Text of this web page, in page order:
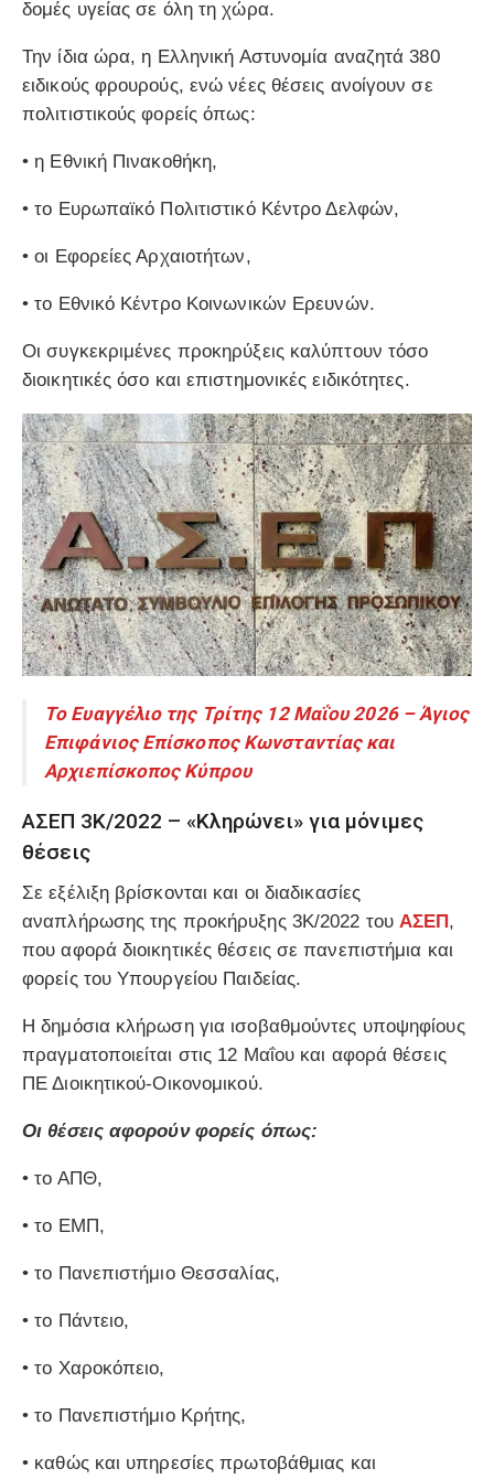
δομές υγείας σε όλη τη χώρα.
Την ίδια ώρα, η Ελληνική Αστυνομία αναζητά 380
ειδικούς φρουρούς, ενώ νέες θέσεις ανοίγουν σε
πολιτιστικούς φορείς όπως:
• η Εθνική Πινακοθήκη,
• το Ευρωπαϊκό Πολιτιστικό Κέντρο Δελφών,
• οι Εφορείες Αρχαιοτήτων,
• το Εθνικό Κέντρο Κοινωνικών Ερευνών.
Οι συγκεκριμένες προκηρύξεις καλύπτουν τόσο
διοικητικές όσο και επιστημονικές ειδικότητες.
Το Ευαγγέλιο της Τρίτης 12 Μαΐου 2026 – Άγιος
Επιφάνιος Επίσκοπος Κωνσταντίας και
Αρχιεπίσκοπος Κύπρου
ΑΣΕΠ 3Κ/2022 – «Κληρώνει» για μόνιμες
θέσεις
Σε εξέλιξη βρίσκονται και οι διαδικασίες
αναπλήρωσης της προκήρυξης 3Κ/2022 του ΑΣΕΠ,
που αφορά διοικητικές θέσεις σε πανεπιστήμια και
φορείς του Υπουργείου Παιδείας.
Η δημόσια κλήρωση για ισοβαθμούντες υποψηφίους
πραγματοποιείται στις 12 Μαΐου και αφορά θέσεις
ΠΕ Διοικητικού-Οικονομικού.
Οι θέσεις αφορούν φορείς όπως:
• το ΑΠΘ,
• το ΕΜΠ,
• το Πανεπιστήμιο Θεσσαλίας,
• το Πάντειο,
• το Χαροκόπειο,
• το Πανεπιστήμιο Κρήτης,
• καθώς και υπηρεσίες πρωτοβάθμιας και